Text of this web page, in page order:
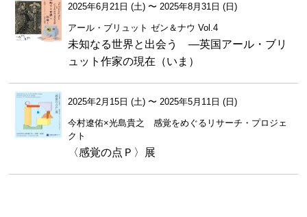
2025年6月21日 (土) 〜2025年8月31日 (日)
アール・ブリュット ゼン＆ナウ Vol.4
未知なる世界と出会う —英国アール・ブリ
ュット作家の現在（いま）
2025年2月15日 (土) 〜2025年5月11日 (日)
今村遼佑×光島貴之 感覚をめぐるリサーチ・プロジェ
クト
〈感覚の点Ｐ〉展